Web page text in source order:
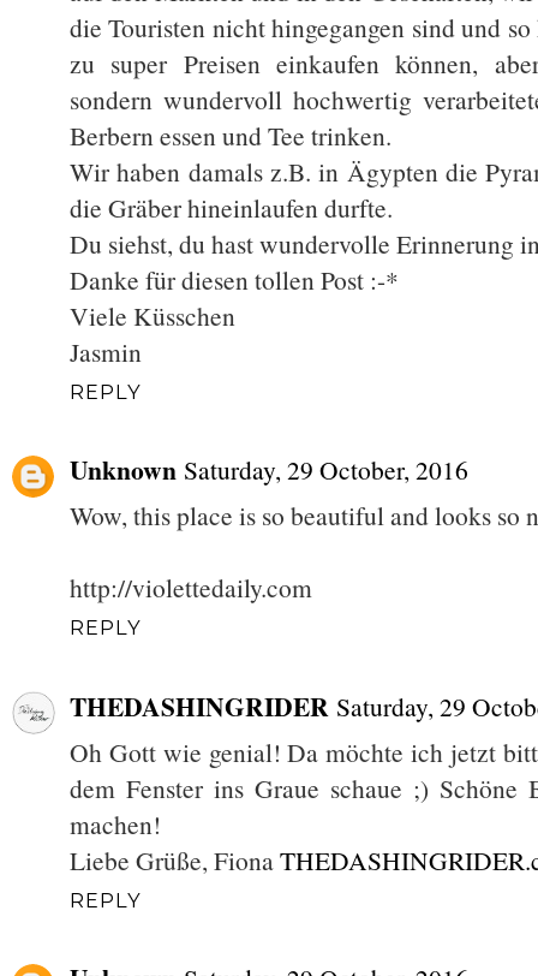
die Touristen nicht hingegangen sind und
zu super Preisen einkaufen können,
sondern wundervoll hochwertig
Berbern essen und Tee trinken.
Wir haben damals z.B. in Ägypten die
die Gräber hineinlaufen durfte.
Du siehst, du hast wundervolle Erinnerung
Danke für diesen tollen Post :-*
Viele Küsschen
Jasmin
REPLY
Unknown Saturday, 29 October, 2016
Wow, this place is so beautiful and looks so
http://violettedaily.com
REPLY
THEDASHINGRIDER Saturday, 29
Oh Gott wie genial! Da möchte ich jetzt
dem Fenster ins Graue schaue ;)
machen!
Liebe Grüße, Fiona
REPLY